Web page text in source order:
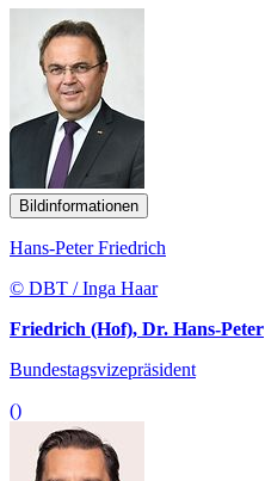
Bildinformationen
Hans-Peter Friedrich
© DBT / Inga Haar
Friedrich (Hof), Dr. Hans-Peter
Bundestagsvizepräsident
()